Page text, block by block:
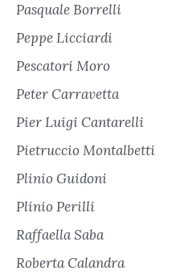
Pasquale Borrelli
Peppe Licciardi
Pescatori Moro
Peter Carravetta
Pier Luigi Cantarelli
Pietruccio Montalbetti
Plinio Guidoni
Plinio Perilli
Raffaella Saba
Roberta Calandra